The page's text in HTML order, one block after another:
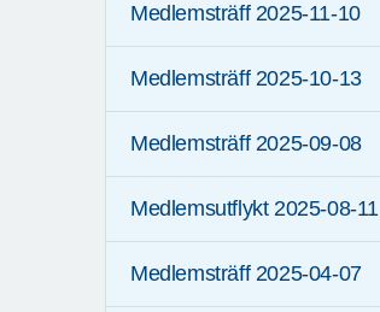
Medlemsträff 2025-11-10
Medlemsträff 2025-10-13
Medlemsträff 2025-09-08
Medlemsutflykt 2025-08-11
Medlemsträff 2025-04-07